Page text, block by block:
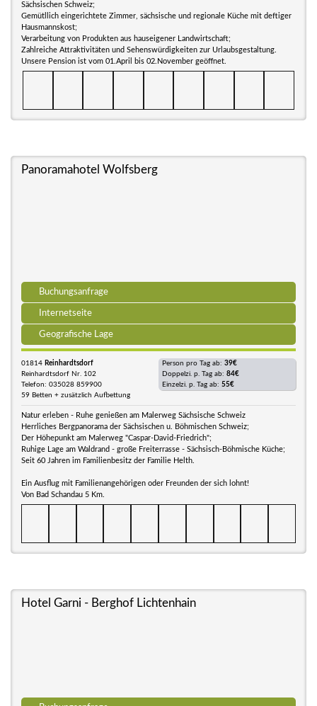
Sächsischen Schweiz;
Gemütllich eingerichtete Zimmer, sächsische und regionale Küche mit deftiger
Hausmannskost;
Verarbeitung von Produkten aus hauseigener Landwirtschaft;
Zahlreiche Attraktivitäten und Sehenswürdigkeiten zur Urlaubsgestaltung.
Unsere Pension ist vom 01.April bis 02.November geöffnet.
Panoramahotel Wolfsberg
Buchungsanfrage
Internetseite
Geografische Lage
01814 Reinhardtsdorf
Reinhardtsdorf Nr. 102
Telefon: 035028 859900
59 Betten + zusätzlich Aufbettung
Person pro Tag ab: 39€
Doppelzi. p. Tag ab: 84€
Einzelzi. p. Tag ab: 55€
Natur erleben - Ruhe genießen am Malerweg Sächsische Schweiz
Herrliches Bergpanorama der Sächsischen u. Böhmischen Schweiz;
Der Höhepunkt am Malerweg "Caspar-David-Friedrich";
Ruhige Lage am Waldrand - große Freiterrasse - Sächsisch-Böhmische Küche;
Seit 60 Jahren im Familienbesitz der Familie Helth.
Ein Ausflug mit Familienangehörigen oder Freunden der sich lohnt!
Von Bad Schandau 5 Km.
Hotel Garni - Berghof Lichtenhain